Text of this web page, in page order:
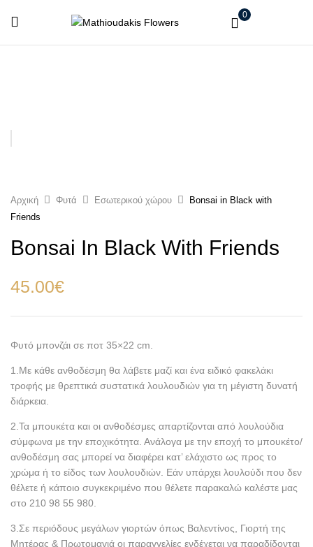
0
Αρχική Φυτά Εσωτερικού χώρου
Bonsai in Black with
Friends
Bonsai In Black With Friends
45.00€
Φυτό μπονζάι σε ποτ 35×22 cm.
1.Με κάθε ανθοδέσμη θα λάβετε μαζί και ένα ειδικό φακελάκι
τροφής με θρεπτικά συστατικά λουλουδιών για τη μέγιστη δυνατή
διάρκεια.
2.Τα μπουκέτα και οι ανθοδέσμες απαρτίζονται από λουλούδια
σύμφωνα με την εποχικότητα. Ανάλογα με την εποχή το μπουκέτο/
ανθοδέσμη σας μπορεί να διαφέρει κατ’ ελάχιστο ως προς το
χρώμα ή το είδος των λουλουδιών. Εάν υπάρχει λουλούδι που δεν
θέλετε ή κάποιο συγκεκριμένο που θέλετε παρακαλώ καλέστε μας
στο 210 98 55 980.
3.Σε περιόδους μεγάλων γιορτών όπως Βαλεντίνος, Γιορτή της
Μητέρας & Πρωτομαγιά οι παραγγελίες ενδέχεται να παραδίδονται